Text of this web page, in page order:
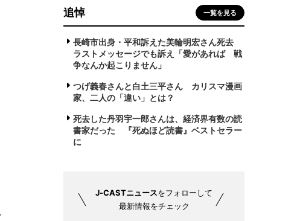
追悼 一覧を見る
長崎市出身・平和訴えた美輪明宏さん死去
ラストメッセージでも訴え「愛があれば 戦
争なんか起こりません」
つげ義春さんと白土三平さん カリスマ漫画
家、二人の「違い」とは？
死去した丹羽宇一郎さんは、経済界有数の読
書家だった 『死ぬほど読書』ベストセラー
に
J-CASTニュースをフォローして
最新情報をチェック